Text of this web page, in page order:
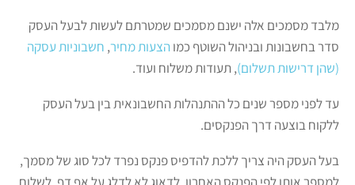
מלבד מסמכים אלה ישנם מסמכים שמטרתם לעשות לבעל העסק
סדר בחשבונות ובניהול השוטף כמוהצעות מחיר, חשבוניות עסקה
(שהן דרישות תשלום), תעודות משלוח ועוד.
עד לפני מספר שנים כל ההתנהלות החשבונאית בין בעל העסק
ללקוח בוצעה דרך הפנקסים.
בעל העסק היה צריך ללכת להדפיס פנקס נפרד לכל סוג של מסמך,
למספר אותו לפי הפנקס האחרון, לדאוג לא לדלג על אף דף, לשלוח